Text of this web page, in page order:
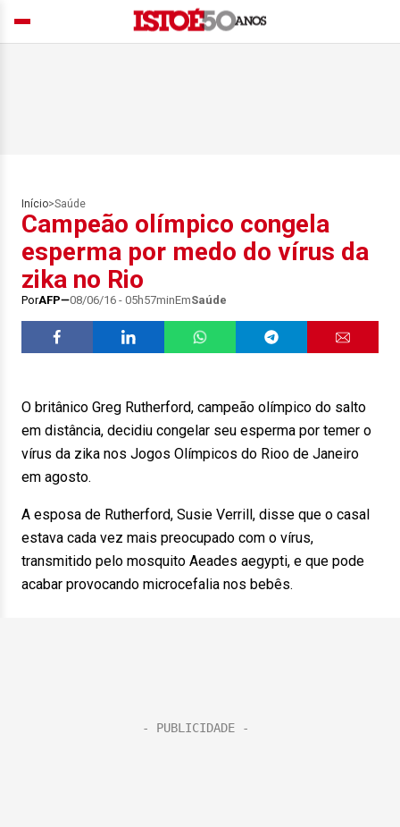
Início>Saúde
Campeão olímpico congela
esperma por medo do vírus da
zika no Rio
PorAFP 08/06/16 - 05h57minEmSaúde
O britânico Greg Rutherford, campeão olímpico do salto
em distância, decidiu congelar seu esperma por temer o
vírus da zika nos Jogos Olímpicos do Rioo de Janeiro
em agosto.
A esposa de Rutherford, Susie Verrill, disse que o casal
estava cada vez mais preocupado com o vírus,
transmitido pelo mosquito Aeades aegypti, e que pode
acabar provocando microcefalia nos bebês.